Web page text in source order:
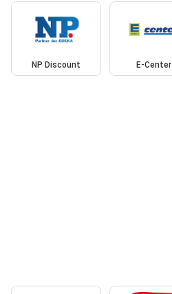
NP Discount E-Center